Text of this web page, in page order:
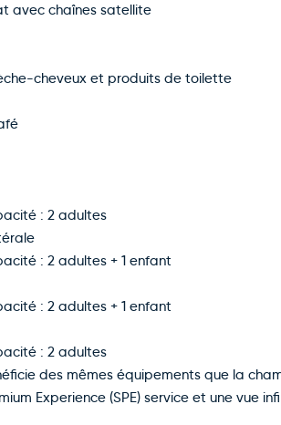
avec chaînes satellite
cheveux et produits de toilette
: 2 adultes
: 2 adultes + 1 enfant
: 2 adultes + 1 enfant
: 2 adultes
des mêmes équipements que la
Experience (SPE) service et une vue